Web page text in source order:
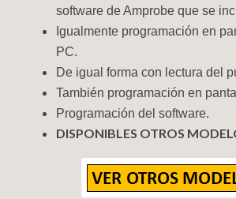
software de Amprobe que se
Igualmente programación en
PC.
De igual forma con lectura del
También programación en
Programación del software.
DISPONIBLES OTROS